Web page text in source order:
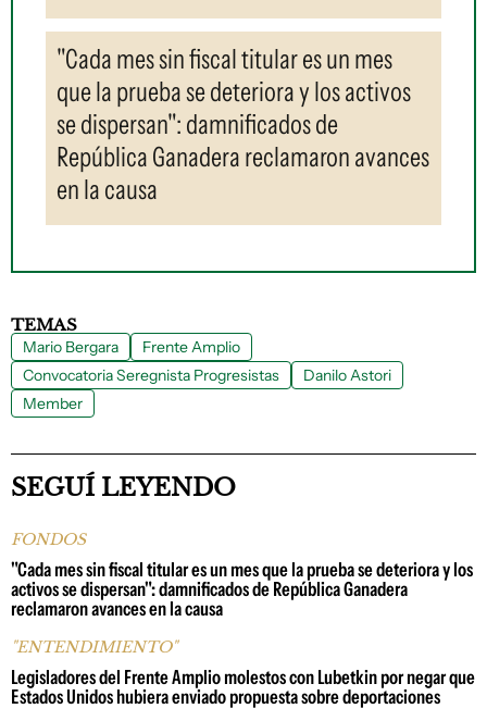
"Cada mes sin fiscal titular es un mes
que la prueba se deteriora y los activos
se dispersan": damnificados de
República Ganadera reclamaron avances
en la causa
TEMAS
Mario Bergara
Frente Amplio
Convocatoria Seregnista Progresistas
Danilo Astori
Member
SEGUÍ LEYENDO
FONDOS
"Cada mes sin fiscal titular es un mes que la prueba se deteriora y los
activos se dispersan": damnificados de República Ganadera
reclamaron avances en la causa
"ENTENDIMIENTO"
Legisladores del Frente Amplio molestos con Lubetkin por negar que
Estados Unidos hubiera enviado propuesta sobre deportaciones